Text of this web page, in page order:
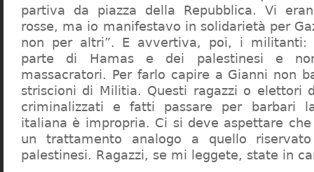
partiva da piazza della Repubblica. Vi
rosse, ma io manifestavo in solidarietà per
non per altri”. E avvertiva, poi, i militanti:
parte di Hamas e dei palestinesi e
massacratori. Per farlo capire a Gianni non
striscioni di Militia. Questi ragazzi o elettori
criminalizzati e fatti passare per barbari
italiana è impropria. Ci si deve aspettare
un trattamento analogo a quello
palestinesi. Ragazzi, se mi leggete, state in